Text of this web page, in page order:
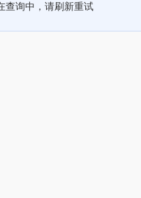
查询中，请刷新重试